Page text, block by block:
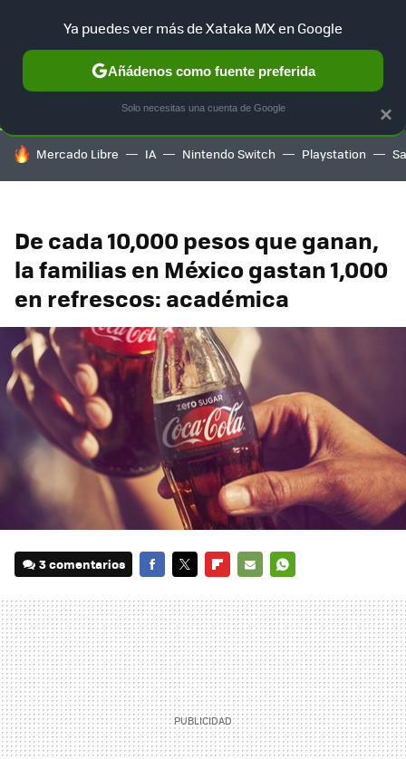
SELECCIÓN GAMING HOME AUTO TERRITORIO
HOY SE HABLA DE
Mercado Libre IA Nintendo Switch Playstation
De cada 10,000 pesos que ganan,
la familias en México gastan 1,000
en refrescos: académica
3 comentarios
MAIL
×
Ya puedes ver más de Xataka MX en Google
Añádenos como fuente preferida
Solo necesitas una cuenta de Google